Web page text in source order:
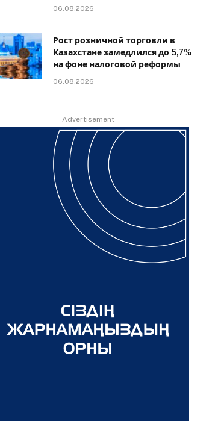
06.08.2026
Рост розничной торговли в
Казахстане замедлился до 5,7%
на фоне налоговой реформы
06.08.2026
Advertisement